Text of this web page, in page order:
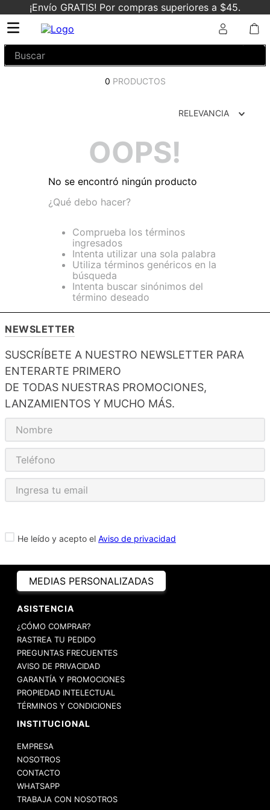
¡Envío GRATIS! Por compras superiores a $45.
Buscar
0 PRODUCTOS
RELEVANCIA
OOPS!
No se encontró ningún producto
¿Qué debo hacer?
Comprueba los términos
ingresados
Intenta utilizar una sola palabra
Utiliza términos genéricos en la
búsqueda
Intenta buscar sinónimos del
término deseado
NEWSLETTER
SUSCRÍBETE A NUESTRO NEWSLETTER PARA
ENTERARTE PRIMERO
DE TODAS NUESTRAS PROMOCIONES,
LANZAMIENTOS Y MUCHO MÁS.
He leído y acepto el Aviso de privacidad
MEDIAS PERSONALIZADAS
ASISTENCIA
¿CÓMO COMPRAR?
RASTREA TU PEDIDO
PREGUNTAS FRECUENTES
AVISO DE PRIVACIDAD
GARANTÍA Y PROMOCIONES
PROPIEDAD INTELECTUAL
TÉRMINOS Y CONDICIONES
INSTITUCIONAL
EMPRESA
NOSOTROS
CONTACTO
WHATSAPP
TRABAJA CON NOSOTROS